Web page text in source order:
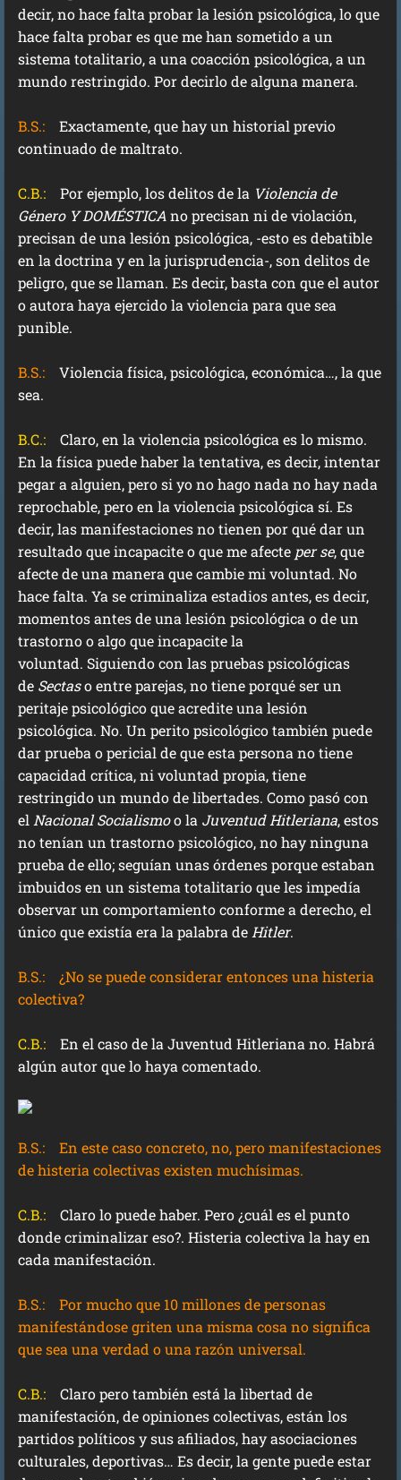
decir, no hace falta probar la lesión psicológica, lo que
hace falta probar es que me han sometido a un
sistema totalitario, a una coacción psicológica, a un
mundo restringido. Por decirlo de alguna manera.
B.S.:
Exactamente, que hay un historial previo
continuado de maltrato.
C.B.: Por ejemplo, los delitos de la Violencia de
Género Y DOMÉSTICA no precisan ni de violación,
precisan de una lesión psicológica, -esto es debatible
en la doctrina y en la jurisprudencia-, son delitos de
peligro, que se llaman. Es decir, basta con que el autor
o autora haya ejercido la violencia para que sea
punible.
B.S.:
Violencia física, psicológica, económica…, la que
sea.
B.C.:
Claro, en la violencia psicológica es lo mismo.
En la física puede haber la tentativa, es decir, intentar
pegar a alguien, pero si yo no hago nada no hay nada
reprochable, pero en la violencia psicológica sí. Es
decir, las manifestaciones no tienen por qué dar un
resultado que incapacite o que me afecte per se, que
afecte de una manera que cambie mi voluntad. No
hace falta. Ya se criminaliza estadios antes, es decir,
momentos antes de una lesión psicológica o de un
trastorno o algo que incapacite la
voluntad. Siguiendo con las pruebas psicológicas
de Sectaso entre parejas, no tiene porqué ser un
peritaje psicológico que acredite una lesión
psicológica. No. Un perito psicológico también puede
dar prueba o pericial de que esta persona no tiene
capacidad crítica, ni voluntad propia, tiene
restringido un mundo de libertades. Como pasó con
el Nacional Socialismoo la Juventud Hitleriana, estos
no tenían un trastorno psicológico, no hay ninguna
prueba de ello; seguían unas órdenes porque estaban
imbuidos en un sistema totalitario que les impedía
observar un comportamiento conforme a derecho, el
único que existía era la palabra de Hitler.
B.S.:
¿No se puede considerar entonces una histeria
colectiva?
C.B.: En el caso de la Juventud Hitleriana no. Habrá
algún autor que lo haya comentado.
B.S.:
En este caso concreto, no, pero manifestaciones
de histeria colectivas existen muchísimas.
C.B.: Claro lo puede haber. Pero ¿cuál es el punto
donde criminalizar eso?. Histeria colectiva la hay en
cada manifestación.
B.S.:
Por mucho que 10 millones de personas
manifestándose griten una misma cosa no significa
que sea una verdad o una razón universal.
C.B.: Claro pero también está la libertad de
manifestación, de opiniones colectivas, están los
partidos políticos y sus afiliados, hay asociaciones
culturales, deportivas… Es decir, la gente puede estar